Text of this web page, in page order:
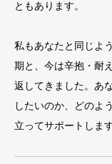
ともあります。
私もあなたと同じよ
期と、今は辛抱・耐
返してきました。あ
したいのか、どのよ
立ってサポートします